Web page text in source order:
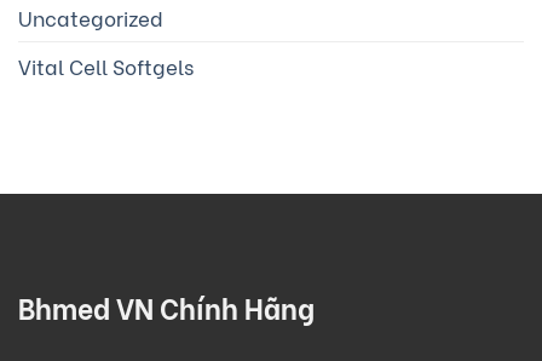
Uncategorized
Vital Cell Softgels
Bhmed VN Chính Hãng